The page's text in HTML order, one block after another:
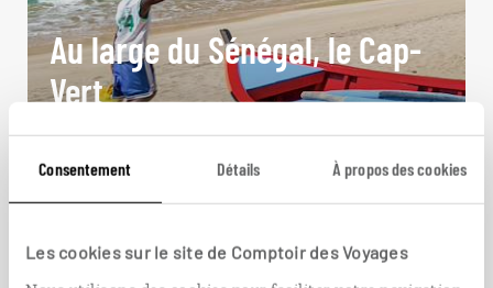
Consentement Détails À propos des cookies
Les cookies sur le site de Comptoir des Voyages
Au large du Sénégal, le Cap-
Vert
Circuit Sénégal et Cap-Vert : delta du Siné-
Saloum, île de Gorée, plages de Boa Vista…
16 jours / 15 nuits